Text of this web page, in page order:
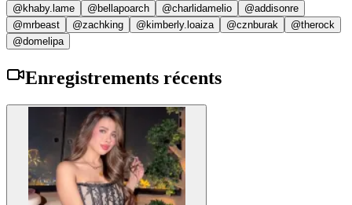
@khaby.lame @bellapoarch @charlidamelio
@addisonre
@mrbeast
@zachking @kimberly.loaiza @cznburak
@therock
@domelipa
Enregistrements récents